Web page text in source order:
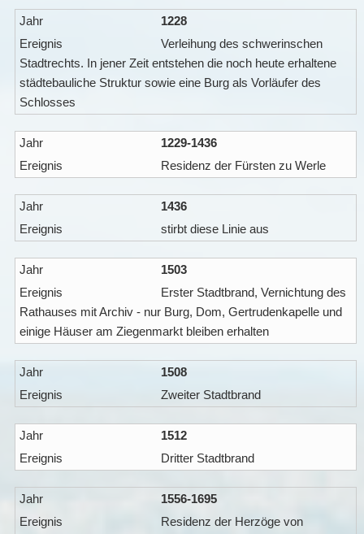
1228
Verleihung des schwerinschen
Stadtrechts. In jener Zeit entstehen die noch heute erhaltene
städtebauliche Struktur sowie eine Burg als Vorläufer des
Schlosses
1229-1436
Residenz der Fürsten zu Werle
1436
stirbt diese Linie aus
1503
Erster Stadtbrand, Vernichtung des
Rathauses mit Archiv - nur Burg, Dom, Gertrudenkapelle und
einige Häuser am Ziegenmarkt bleiben erhalten
1508
Zweiter Stadtbrand
1512
Dritter Stadtbrand
1556-1695
Residenz der Herzöge von